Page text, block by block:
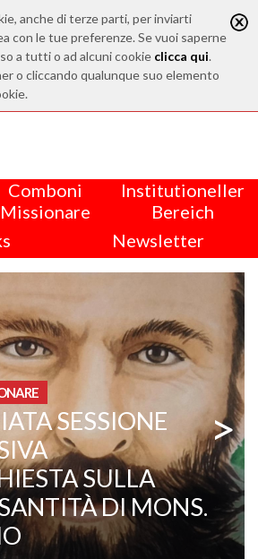
anche di terze parti, per inviarti
con le tue preferenze. Se vuoi saperne
a tutti o ad alcuni cookie clicca qui.
o cliccando qualunque suo elemento
Comboni
Missionare
Institutioneller
Bereich
Newsletter
RAMIN:
ZEUGNIS
UND
>